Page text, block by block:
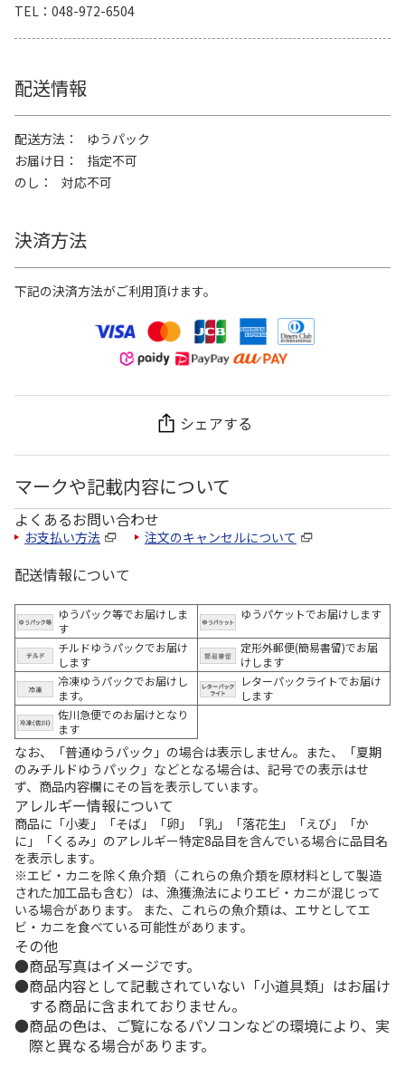
TEL
048-972-6504
配送情報
配送方法
ゆうパック
お届け日
指定不可
のし
対応不可
決済方法
下記の決済方法がご利用頂けます。
シェアする
マークや記載内容について
よくあるお問い合わせ
お支払い方法 注文のキャンセルについて
配送情報について
ゆうパック等でお届けしま
す
ゆうパケットでお届けします
チルドゆうパックでお届け
します
定形外郵便(簡易書留)でお届
けします
冷凍ゆうパックでお届けし
ます。
レターパックライトでお届け
します
佐川急便でのお届けとなり
ます
なお、「普通ゆうパック」の場合は表示しません。また、「夏期
のみチルドゆうパック」などとなる場合は、記号での表示はせ
ず、商品内容欄にその旨を表示しています。
アレルギー情報について
商品に「小麦」「そば」「卵」「乳」「落花生」「えび」「か
に」「くるみ」のアレルギー特定8品目を含んでいる場合に品目名
を表示します。
※エビ・カニを除く魚介類（これらの魚介類を原材料として製造
された加工品も含む）は、漁獲漁法によりエビ・カニが混じって
いる場合があります。 また、これらの魚介類は、エサとしてエ
ビ・カニを食べている可能性があります。
その他
商品写真はイメージです。
商品内容として記載されていない「小道具類」はお届け
する商品に含まれておりません。
商品の色は、ご覧になるパソコンなどの環境により、実
際と異なる場合があります。